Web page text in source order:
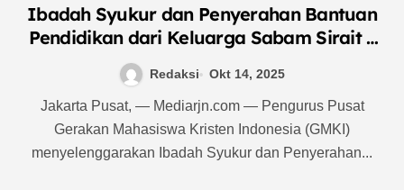
Ibadah Syukur dan Penyerahan Bantuan
Pendidikan dari Keluarga Sabam Sirait –
dr. Sondang Sidabutar, M.M.
Redaksi Okt 14, 2025
Jakarta Pusat, — Mediarjn.com — Pengurus Pusat
Gerakan Mahasiswa Kristen Indonesia (GMKI)
menyelenggarakan Ibadah Syukur dan Penyerahan...